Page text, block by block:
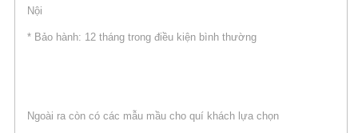
Nội
* Bảo hành: 12 tháng trong điều kiện bình thường
Ngoài ra còn có các mẫu mầu cho quí khách lựa chọn